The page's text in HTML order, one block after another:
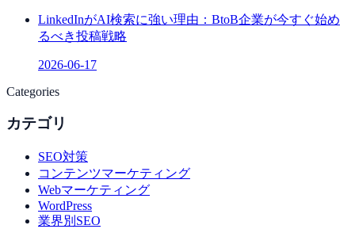
LinkedInがAI検索に強い理由：BtoB企業が今すぐ始め
るべき投稿戦略
2026-06-17
Categories
カテゴリ
SEO対策
コンテンツマーケティング
Webマーケティング
WordPress
業界別SEO